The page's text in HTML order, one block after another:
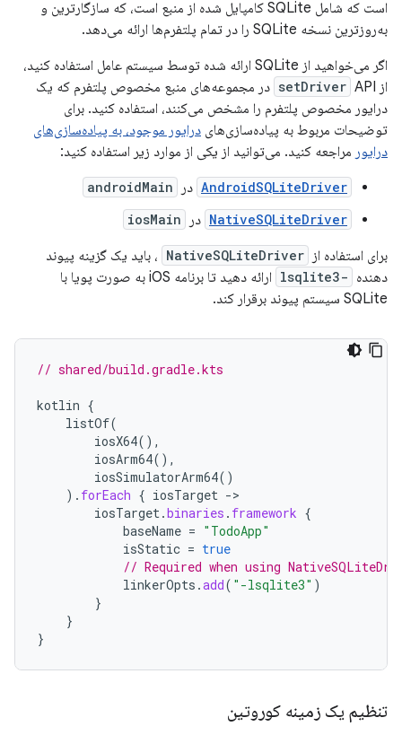
است که شامل SQLite کامپایل شده از منبع است، که سازگارترین و
به‌روزترین نسخه SQLite را در تمام پلتفرم‌ها ارائه می‌دهد.
اگر می‌خواهید از SQLite ارائه شده توسط سیستم عامل استفاده کنید،
از
setDriver API در مجموعه‌های منبع مخصوص پلتفرم که یک
درایور مخصوص پلتفرم را مشخص می‌کنند، استفاده کنید. برای
توضیحات مربوط به پیاده‌سازی‌های درایور موجود، به پیاده‌سازی‌های
درایور مراجعه کنید. می‌توانید از یکی از موارد زیر استفاده کنید:
AndroidSQLiteDriver در
androidMain
NativeSQLiteDriver در iosMain
برای استفاده از NativeSQLiteDriver ، باید یک گزینه پیوند
دهنده -lsqlite3
ارائه دهید تا برنامه iOS به صورت پویا با
SQLite سیستم پیوند برقرار کند.
// shared/build.gradle.kts
kotlin {
listOf(
iosX64(),
iosArm64(),
iosSimulatorArm64()
). forEach { iosTarget -
iosTarget.binaries . framework {
baseName = "TodoApp"
isStatic = true
// Required when using
linkerOpts .add( "-lsqlite3" )
}
}
}
تنظیم یک زمینه کوروتین